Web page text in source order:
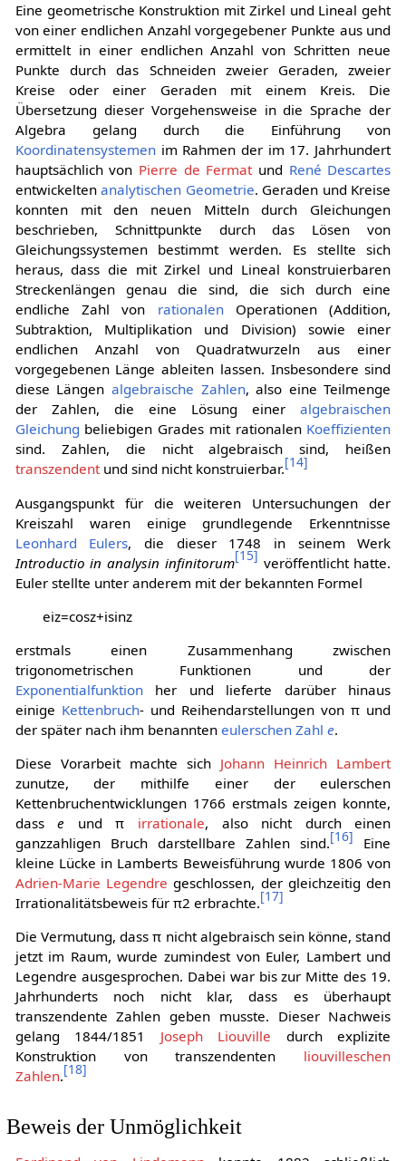
Eine geometrische Konstruktion mit Zirkel und Lineal geht
von einer endlichen Anzahl vorgegebener Punkte aus und
ermittelt in einer endlichen Anzahl von Schritten neue
Punkte durch das Schneiden zweier Geraden, zweier
Kreise oder einer Geraden mit einem Kreis. Die
Übersetzung dieser Vorgehensweise in die Sprache der
Algebra gelang durch die Einführung von
Koordinatensystemenim Rahmen der im 17. Jahrhundert
hauptsächlich von Pierre de Fermatund René Descartes
entwickeltenanalytischen Geometrie. Geraden und Kreise
konnten mit den neuen Mitteln durch Gleichungen
beschrieben, Schnittpunkte durch das Lösen von
Gleichungssystemen bestimmt werden. Es stellte sich
heraus, dass die mit Zirkel und Lineal konstruierbaren
Streckenlängen genau die sind, die sich durch eine
endliche Zahl von rationalenOperationen (Addition,
Subtraktion, Multiplikation und Division) sowie einer
endlichen Anzahl von Quadratwurzeln aus einer
vorgegebenen Länge ableiten lassen. Insbesondere sind
diese Längen algebraische Zahlen, also eine Teilmenge
der Zahlen, die eine Lösung eineralgebraischen
Gleichung beliebigen Grades mit rationalen Koeffizienten
sind. Zahlen, die nicht algebraisch sind, heißen
transzendentund sind nicht konstruierbar.[14]
Ausgangspunkt für die weiteren Untersuchungen der
Kreiszahl waren einige grundlegende Erkenntnisse
Leonhard Eulers, die dieser 1748 in seinem Werk
Introductio in analysin infinitorum[15] veröffentlicht hatte.
Euler stellte unter anderem mit der bekannten Formel
eiz=cosz+isinz
erstmals einen Zusammenhang zwischen
trigonometrischen Funktionen und der
Exponentialfunktionher und lieferte darüber hinaus
einige Kettenbruch- und Reihendarstellungen von π und
der später nach ihm benannten eulerschen Zahl e.
Diese Vorarbeit machte sich Johann Heinrich Lambert
zunutze, der mithilfe einer der eulerschen
Kettenbruchentwicklungen 1766 erstmals zeigen konnte,
dasse und π irrationale, also nicht durch einen
ganzzahligen Bruch darstellbare Zahlen sind.[16] Eine
kleine Lücke in Lamberts Beweisführung wurde 1806 von
Adrien-Marie Legendre geschlossen, der gleichzeitig den
Irrationalitätsbeweis für π2 erbrachte.[17]
Die Vermutung, dass π nicht algebraisch sein könne, stand
jetzt im Raum, wurde zumindest von Euler, Lambert und
Legendre ausgesprochen. Dabei war bis zur Mitte des 19.
Jahrhunderts noch nicht klar, dass es überhaupt
transzendente Zahlen geben musste. Dieser Nachweis
gelang 1844/1851 Joseph Liouville durch explizite
Konstruktion von transzendenten liouvilleschen
Zahlen.[18]
Beweis der Unmöglichkeit